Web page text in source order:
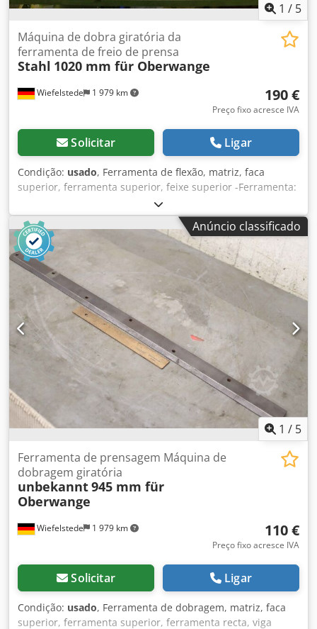
1 / 5
Wiefelstede 1 979 km
Máquina de dobra giratória da
ferramenta de freio de prensa
Stahl 1020 mm für Oberwange
190 €
Preço fixo acresce IVA
Solicitar Ligar
Condição: usado, Ferramenta de flexão, matriz, faca
superior, ferramenta superior, feixe superior -Ferramenta:
para máquina de dobrar -Dimensões: 60 x 15 mm -
Comprimento: 1020 mm Cedpfscn Shrsx Adyerf -Peso: 6 kg
Anúncio classificado
1 / 5
Wiefelstede 1 979 km
Ferramenta de prensagem Máquina de
dobragem giratória
unbekannt945 mm für
Oberwange
110 €
Preço fixo acresce IVA
Solicitar Ligar
Condição: usado, Ferramenta de dobragem, matriz, faca
superior, ferramenta superior, ferramenta recta, viga